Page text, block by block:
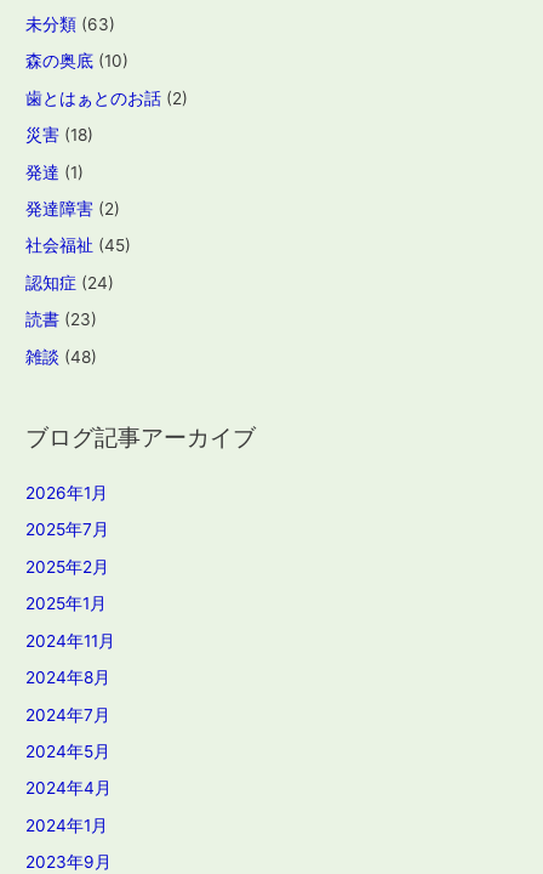
未分類 (63)
森の奥底 (10)
歯とはぁとのお話 (2)
災害 (18)
発達 (1)
発達障害 (2)
社会福祉 (45)
認知症 (24)
読書 (23)
雑談 (48)
ブログ記事アーカイブ
2026年1月
2025年7月
2025年2月
2025年1月
2024年11月
2024年8月
2024年7月
2024年5月
2024年4月
2024年1月
2023年9月